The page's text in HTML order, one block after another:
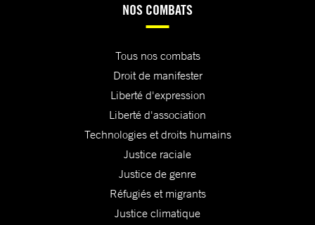
NOS COMBATS
Tous nos combats
Droit de manifester
Liberté d'expression
Liberté d'association
Technologies et droits humains
Justice raciale
Justice de genre
Réfugiés et migrants
Justice climatique